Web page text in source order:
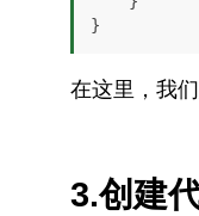
}
在这里，我
3.创建